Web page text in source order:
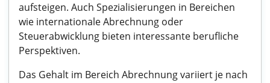
aufsteigen. Auch Spezialisierungen in Bereichen
wie internationale Abrechnung oder
Steuerabwicklung bieten interessante berufliche
Perspektiven.
Das Gehalt im Bereich Abrechnung variiert je nach